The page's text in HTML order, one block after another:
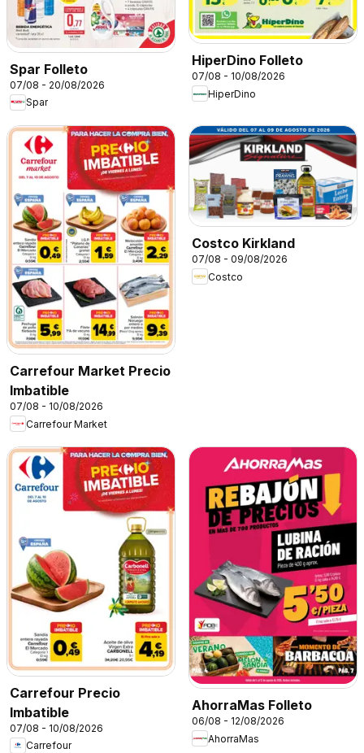
Spar Folleto
07/08 - 20/08/2026
Spar
HiperDino Folleto
07/08 - 10/08/2026
HiperDino
Carrefour Market Precio
Imbatible
07/08 - 10/08/2026
Carrefour Market
Costco Kirkland
07/08 - 09/08/2026
Costco
Carrefour Precio
Imbatible
07/08 - 10/08/2026
Carrefour
AhorraMas Folleto
06/08 - 12/08/2026
AhorraMas